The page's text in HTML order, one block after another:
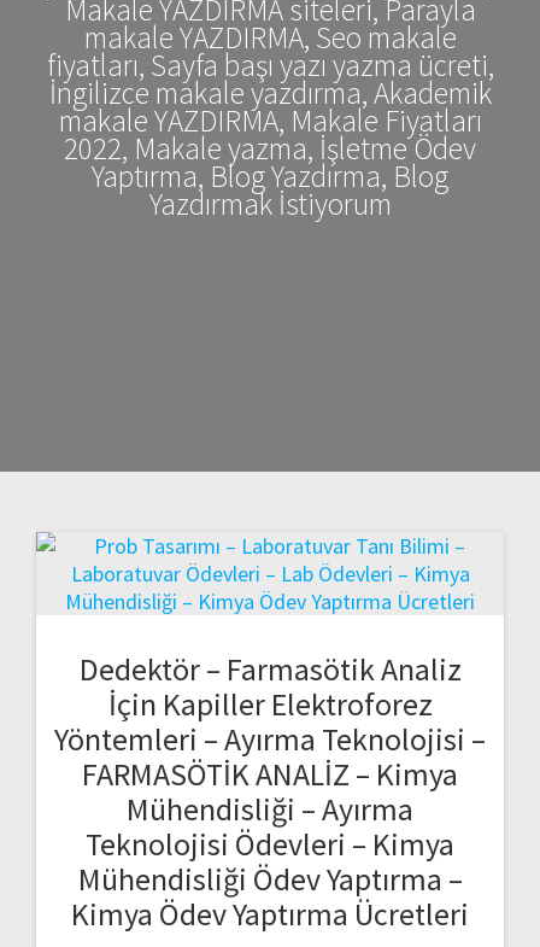
Makale YAZDIRMA siteleri, Parayla
makale YAZDIRMA, Seo makale
fiyatları, Sayfa başı yazı yazma ücreti,
İngilizce makale yazdırma, Akademik
makale YAZDIRMA, Makale Fiyatları
2022, Makale yazma, İşletme Ödev
Yaptırma, Blog Yazdırma, Blog
Yazdırmak İstiyorum
Dedektör – Farmasötik Analiz
İçin Kapiller Elektroforez
Yöntemleri – Ayırma Teknolojisi –
FARMASÖTİK ANALİZ – Kimya
Mühendisliği – Ayırma
Teknolojisi Ödevleri – Kimya
Mühendisliği Ödev Yaptırma –
Kimya Ödev Yaptırma Ücretleri